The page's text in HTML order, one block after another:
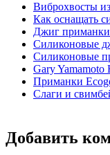
Виброхвосты
Как оснащать
Джиг
Силиконовые
Силиконовые
Gary Yamamoto
Приманки
Слаги и
Добавить